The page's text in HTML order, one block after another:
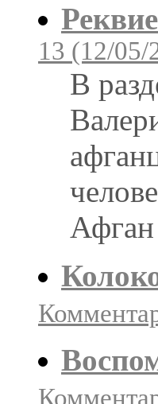
13 (12/05/
В
Афган